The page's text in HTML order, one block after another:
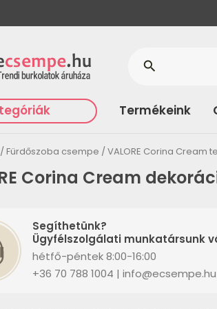
Termékeink
search
Fürdőszoba csempe VALORE Corina Cream
Corina Cream
Segíthetünk?
Ügyfélszolgálati munkatársunk
hétfő-péntek 8:00-16:00
+36 70 788 1004 | info@ecsempe.hu